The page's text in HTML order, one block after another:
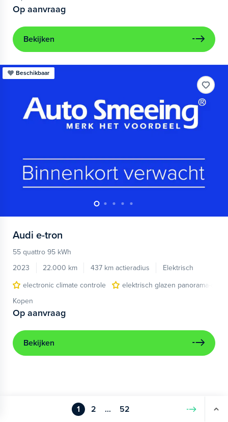
Op aanvraag
Bekijken
Beschikbaar
Audi e-tron
55 quattro 95 kWh
2023
22.000 km 437 km actieradius
Elektrisch
electronic climate controle
elektrisch glazen panorama-dak
Kopen
Op aanvraag
Bekijken
1 2 ... 52 Volgende